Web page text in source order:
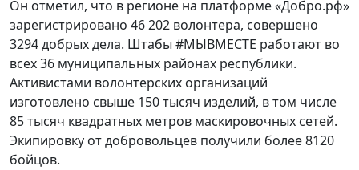
Он отметил, что в регионе на платформе «Добро.рф»
зарегистрировано 46 202 волонтера, совершено
3294 добрых дела. Штабы #МЫВМЕСТЕ работают во
всех 36 муниципальных районах республики.
Активистами волонтерских организаций
изготовлено свыше 150 тысяч изделий, в том числе
85 тысяч квадратных метров маскировочных сетей.
Экипировку от добровольцев получили более 8120
бойцов.